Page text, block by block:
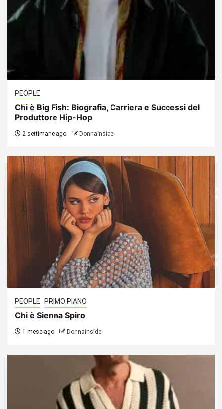
PEOPLE
Chi è Big Fish: Biografia, Carriera e Successi del
Produttore Hip-Hop
2 settimane ago Donnainside
PEOPLE PRIMO PIANO
Chi è Sienna Spiro
1 mese ago Donnainside